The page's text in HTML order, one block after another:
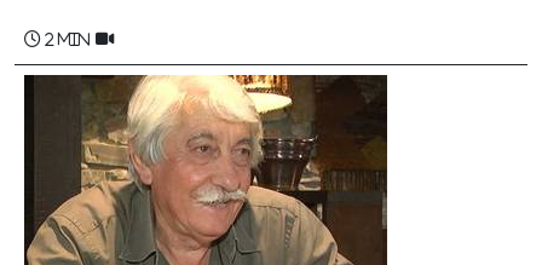
2 min